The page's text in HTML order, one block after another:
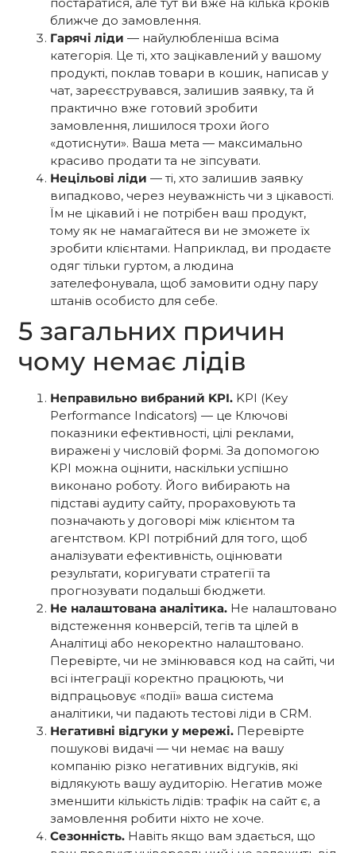
ближче до замовлення.
Гарячі ліди — найулюбленіша всіма
категорія. Це ті, хто зацікавлений у вашому
продукті, поклав товари в кошик, написав у
чат, зареєструвався, залишив заявку, та й
практично вже готовий зробити
замовлення, лишилося трохи його
«дотиснути». Ваша мета — максимально
красиво продати та не зіпсувати.
Нецільові ліди — ті, хто залишив заявку
випадково, через неуважність чи з цікавості.
Їм не цікавий і не потрібен ваш продукт,
тому як не намагайтеся ви не зможете їх
зробити клієнтами. Наприклад, ви продаєте
одяг тільки гуртом, а людина
зателефонувала, щоб замовити одну пару
штанів особисто для себе.
5 загальних причин
чому немає лідів
Неправильно вибраний KPI. KPI (Key
Performance Indicators) — це Ключові
показники ефективності, цілі реклами,
виражені у числовій формі. За допомогою
KPI можна оцінити, наскільки успішно
виконано роботу. Його вибирають на
підставі аудиту сайту, прораховують та
позначають у договорі між клієнтом та
агентством. KPI потрібний для того, щоб
аналізувати ефективність, оцінювати
результати, коригувати стратегії та
прогнозувати подальші бюджети.
Не налаштована аналітика. Не налаштовано
відстеження конверсій, тегів та цілей в
Аналітиці або некоректно налаштовано.
Перевірте, чи не змінювався код на сайті, чи
всі інтеграції коректно працюють, чи
відпрацьовує «події» ваша система
аналітики, чи падають тестові ліди в CRM.
Негативні відгуки у мережі. Перевірте
пошукові видачі — чи немає на вашу
компанію різко негативних відгуків, які
відлякують вашу аудиторію. Негатив може
зменшити кількість лідів: трафік на сайт є, а
замовлення робити ніхто не хоче.
Сезонність. Навіть якщо вам здається, що